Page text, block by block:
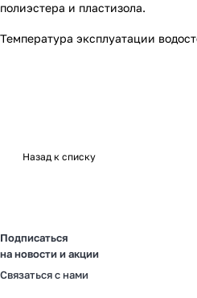
полиэстера и пластизола.
Температура эксплуатации
Назад к списку
Подписаться
на новости и акции
Связаться с нами